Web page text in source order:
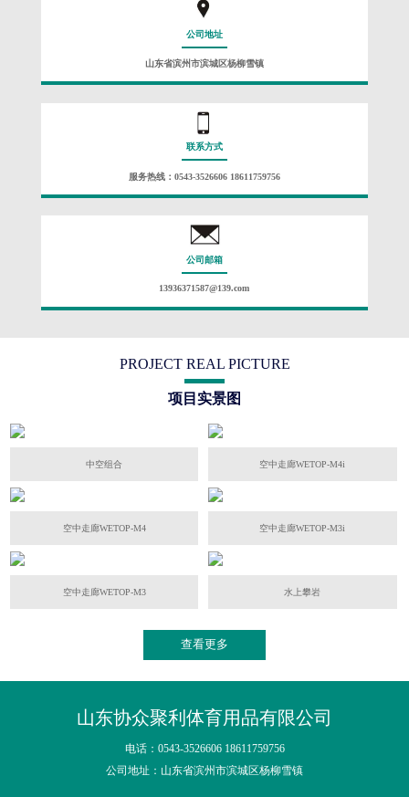
公司地址
山东省滨州市滨城区杨柳雪镇
联系方式
服务热线：0543-3526606 18611759756
公司邮箱
13936371587@139.com
PROJECT REAL PICTURE
项目实景图
中空组合 空中走廊WETOP-M4i
空中走廊WETOP-M4 空中走廊WETOP-M3i
空中走廊WETOP-M3 水上攀岩
查看更多
山东协众聚利体育用品有限公司
电话：0543-3526606 18611759756
公司地址：山东省滨州市滨城区杨柳雪镇